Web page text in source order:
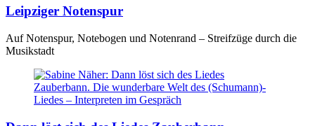
Leipziger Notenspur
Auf Notenspur, Notebogen und Notenrand – Streifzüge durch die
Musikstadt